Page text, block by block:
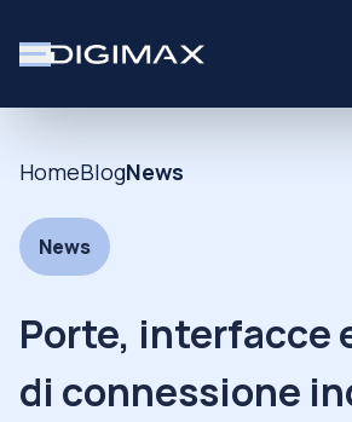
HomeBlogNews
News
Porte, interfacce
di connessione